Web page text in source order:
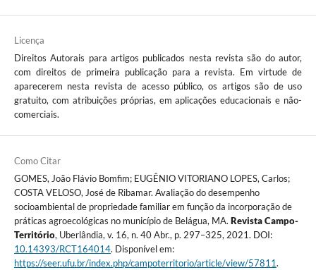
Licença
Direitos Autorais para artigos publicados nesta revista são do autor,
com direitos de primeira publicação para a revista. Em virtude de
aparecerem nesta revista de acesso público, os artigos são de uso
gratuito, com atribuições próprias, em aplicações educacionais e não-
comerciais.
Como Citar
GOMES, João Flávio Bomfim; EUGÊNIO VITORIANO LOPES, Carlos;
COSTA VELOSO, José de Ribamar. Avaliação do desempenho
socioambiental de propriedade familiar em função da incorporação de
práticas agroecológicas no município de Belágua, MA. Revista Campo-
Território, Uberlândia, v. 16, n. 40 Abr., p. 297–325, 2021. DOI:
10.14393/RCT164014. Disponível em:
https://seer.ufu.br/index.php/campoterritorio/article/view/57811.